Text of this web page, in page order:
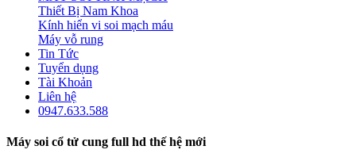
Thiết Bị Nam Khoa
Kính hiển vi soi mạch máu
Máy vỗ rung
Tin Tức
Tuyển dụng
Tài Khoản
Liên hệ
0947.633.588
Máy soi cổ tử cung full hd thế hệ mới